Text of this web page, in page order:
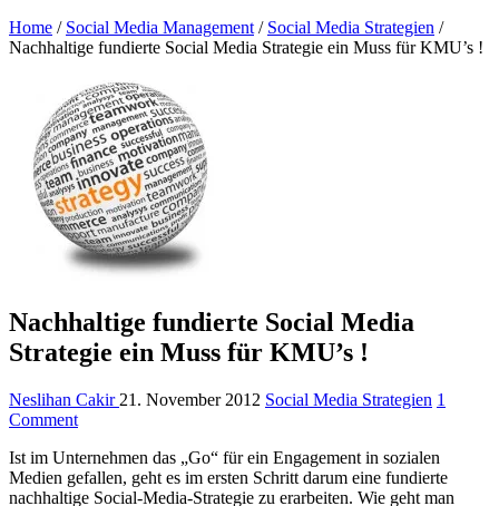
Home / Social Media Management / Social Media Strategien /
Nachhaltige fundierte Social Media Strategie ein Muss für KMU’s !
Nachhaltige fundierte Social Media
Strategie ein Muss für KMU’s !
Neslihan Cakir 21. November 2012 Social Media Strategien 1
Comment
Ist im Unternehmen das „Go“ für ein Engagement in sozialen
Medien gefallen, geht es im ersten Schritt darum eine fundierte
nachhaltige Social-Media-Strategie zu erarbeiten. Wie geht man